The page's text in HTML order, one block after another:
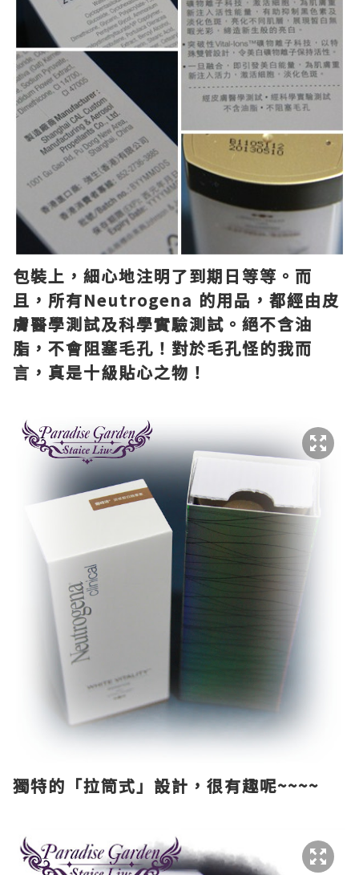
包裝上，細心地注明了到期日等等。而
且，所有Neutrogena 的用品，都經由皮
膚醫學測試及科學實驗測試。絕不含油
脂，不會阻塞毛孔！對於毛孔怪的我而
言，真是十級貼心之物！
獨特的「拉筒式」設計，很有趣呢~~~~